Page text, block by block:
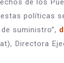
de los
políticas
suministro”,
Directora